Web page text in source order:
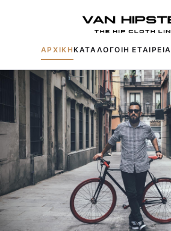
ΑΡΧΙΚΗΚΑΤΑΛΟΓΟΙΗ ΕΤΑΙΡΕΙΑ
Δημοφιλείς αναζητήσεις: Πουκάμισα
Παντελόνια
Πλεκτά